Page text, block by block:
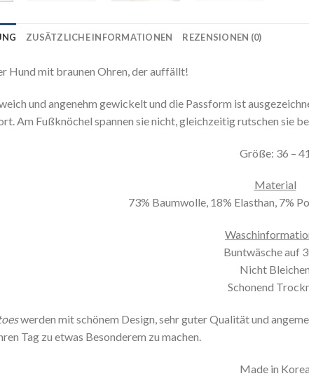
ZUSÄTZLICHE INFORMATIONEN REZENSIONEN (0)
Hund mit braunen Ohren, der auffällt!
und angenehm gewickelt und die Passform ist
Am Fußknöchel spannen sie nicht, gleichzeitig rutschen sie
Größe: 36 – 41
Material
73% Baumwolle, 18% Elasthan, 7%
Buntwäsche auf
Nicht Bleichen
Schonend
werden mit schönem Design, sehr guter Qualität und
Tag zu etwas Besonderem zu machen.
Made in Korea